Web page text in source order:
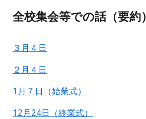
全校集会等での話（要約）
３月４日
２月４日
1月７日（始業式）
12月24日（終業式）